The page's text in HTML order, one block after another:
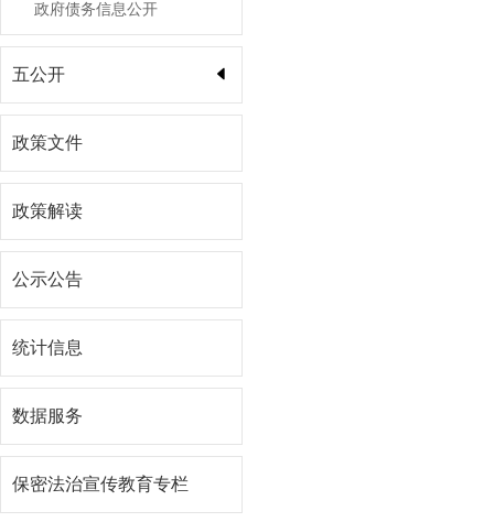
政府债务信息公开
五公开
政策文件
政策解读
公示公告
统计信息
数据服务
保密法治宣传教育专栏